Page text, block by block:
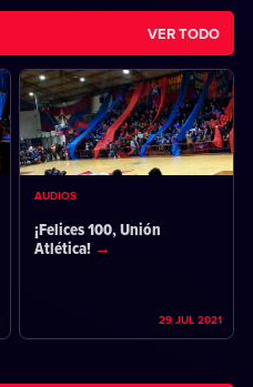
VER TODO
AUDIOS
¡Felices 100, Unión
Atlética!
29 JUL 2021